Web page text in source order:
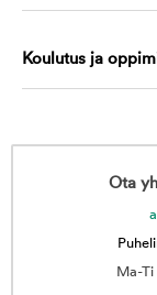
Koulutus ja
Ota
Ma-Ti